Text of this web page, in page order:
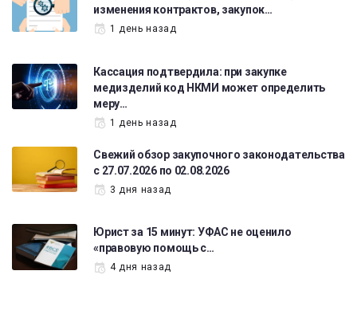
изменения контрактов, закупок…
1 день назад
Кассация подтвердила: при закупке
медизделий код НКМИ может определить
меру…
1 день назад
Свежий обзор закупочного законодательства
с 27.07.2026 по 02.08.2026
3 дня назад
Юрист за 15 минут: УФАС не оценило
«правовую помощь с…
4 дня назад